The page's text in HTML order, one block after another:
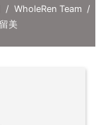
/ WholeRen Team /
美